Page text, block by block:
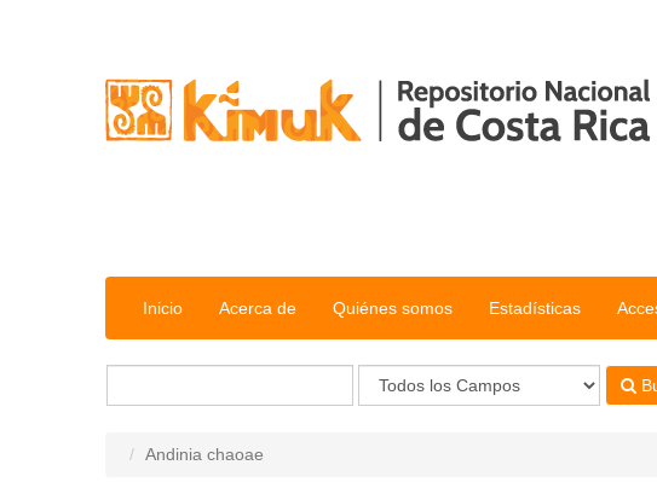
Inicio Acerca de Quiénes somos Estadísticas
Andinia chaoae